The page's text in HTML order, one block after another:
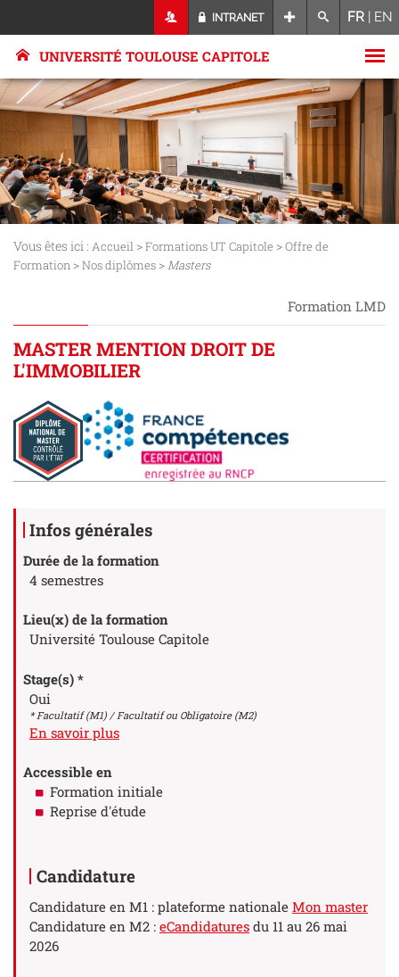
INTRANET FR | EN
UNIVERSITÉ TOULOUSE CAPITOLE
Vous êtes ici : Accueil >Formations UT Capitole >Offre de
Formation >Nos diplômes >Masters
Formation LMD
MASTER MENTION DROIT DE
L'IMMOBILIER
Infos générales
Durée de la formation
4 semestres
Lieu(x) de la formation
Université Toulouse Capitole
Stage(s) *
Oui
* Facultatif (M1) / Facultatif ou Obligatoire (M2)
En savoir plusà propos des Stage(s)
Accessible en
Formation initiale
Reprise d'étude
Candidature
Candidature en M1 : plateforme nationale Mon master
Candidature en M2 : eCandidatures du 11 au 26 mai
2026